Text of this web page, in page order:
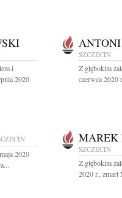
i
2020
SZCZECIN
Z głębokim
czerwca 2020
2020
MAREK
SZCZECIN
Z głębokim
2020 r.,